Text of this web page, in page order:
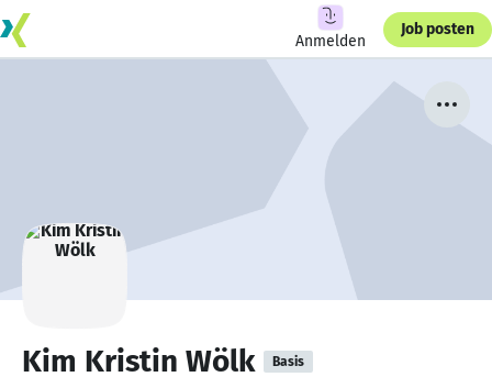
Anmelden
Job posten
Kim Kristin Wölk Basis